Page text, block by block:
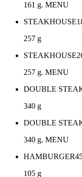
161 g. MENU
STEAKHOUSE
257 g
STEAKHOUSE
257 g. MENU
DOUBLE
340 g
DOUBLE
340 g. MENU
HAMBURGER
105 g